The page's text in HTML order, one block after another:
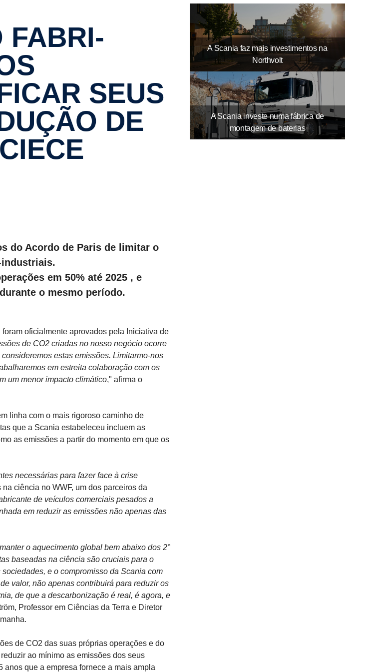
SEUS
DE
do Acordo de Paris de limitar o
industriais.
em 50% até 2025 , e
o mesmo período.
oficialmente aprovados pela Iniciativa de
de CO2 criadas no nosso negócio ocorre
estas emissões. Limitarmo-nos
em estreita colaboração com os
um menor impacto climático," afirma o
linha com o mais rigoroso caminho de
que a Scania estabeleceu incluem as
as emissões a partir do momento em que os
necessárias para fazer face à crise
ciência no WWF, um dos parceiros da
de veículos comerciais pesados a
em reduzir as emissões não apenas das
o aquecimento global bem abaixo dos 2°
baseadas na ciência são cruciais para o
e o compromisso da Scania com
valor, não apenas contribuirá para reduzir os
de que a descarbonização é real, é agora, e
Professor em Ciências da Terra e Diretor
de CO2 das suas próprias operações e do
ao mínimo as emissões dos seus
que a empresa fornece a mais ampla
A Scania faz mais investimentos na
Northvolt
A Scania investe numa fábrica de
montagem de baterias